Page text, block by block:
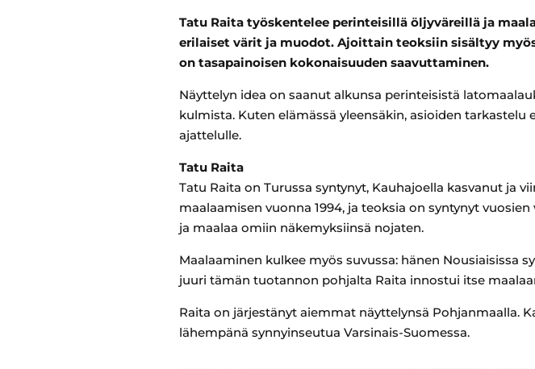
Tatu Raita työskentelee perinteisillä öljyväreillä ja
erilaiset värit ja muodot. Ajoittain teoksiin sisältyy
on tasapainoisen kokonaisuuden saavuttaminen.
Näyttelyn idea on saanut alkunsa perinteisistä
kulmista. Kuten elämässä yleensäkin, asioiden
ajattelulle.
Tatu Raita
Tatu Raita on Turussa syntynyt, Kauhajoella kasvanut ja
maalaamisen vuonna 1994, ja teoksia on syntynyt
ja maalaa omiin näkemyksiinsä nojaten.
Maalaaminen kulkee myös suvussa: hänen Nousiaisissa
juuri tämän tuotannon pohjalta Raita innostui itse
Raita on järjestänyt aiemmat näyttelynsä Pohjanmaalla.
lähempänä synnyinseutua Varsinais-Suomessa.